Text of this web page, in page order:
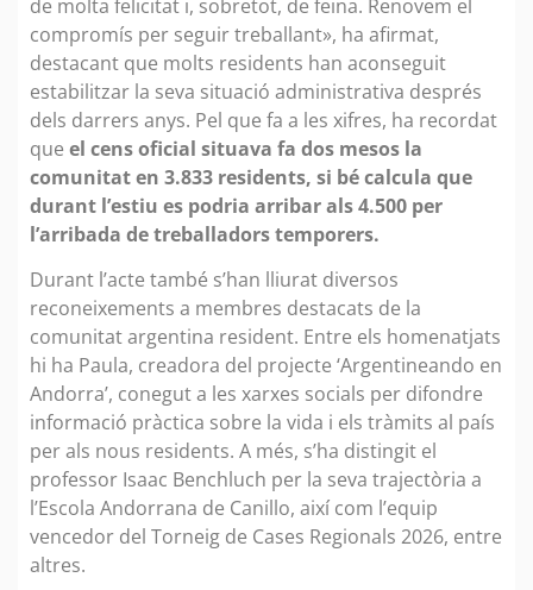
de molta felicitat i, sobretot, de feina. Renovem el
compromís per seguir treballant», ha afirmat,
destacant que molts residents han aconseguit
estabilitzar la seva situació administrativa després
dels darrers anys. Pel que fa a les xifres, ha recordat
que el cens oficial situava fa dos mesos la
comunitat en 3.833 residents, si bé calcula que
durant l’estiu es podria arribar als 4.500 per
l’arribada de treballadors temporers.
Durant l’acte també s’han lliurat diversos
reconeixements a membres destacats de la
comunitat argentina resident. Entre els homenatjats
hi ha Paula, creadora del projecte ‘Argentineando en
Andorra’, conegut a les xarxes socials per difondre
informació pràctica sobre la vida i els tràmits al país
per als nous residents. A més, s’ha distingit el
professor Isaac Benchluch per la seva trajectòria a
l’Escola Andorrana de Canillo, així com l’equip
vencedor del Torneig de Cases Regionals 2026, entre
altres.